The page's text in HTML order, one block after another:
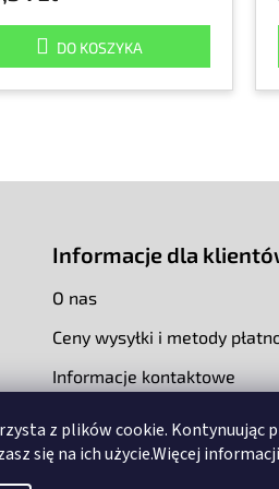
z plików cookie. Kontynuując
się na ich użycie.Więcej informacji
DO KOSZYKA
Informacje dla
O nas
Ceny wysyłki i metody
Informacje kontaktowe